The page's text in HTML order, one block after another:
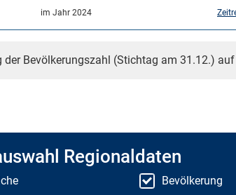
im Jahr 2024
der Bevölkerungszahl (Stichtag am 31.12.)
Regionaldaten
Bevölkerung